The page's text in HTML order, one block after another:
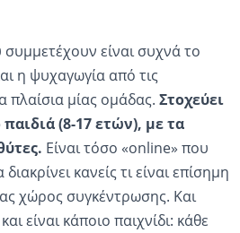
είναι συχνά το
η ψυχαγωγία από τις
πλαίσια μίας ομάδας. Στοχεύει
(8-17 ετών), με τα
Είναι τόσο «online» που
κανείς τι είναι επίσημη
χώρος συγκέντρωσης. Και
είναι κάποιο παιχνίδι: κάθε